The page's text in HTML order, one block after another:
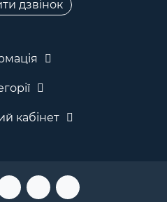
дзвінок
кабінет